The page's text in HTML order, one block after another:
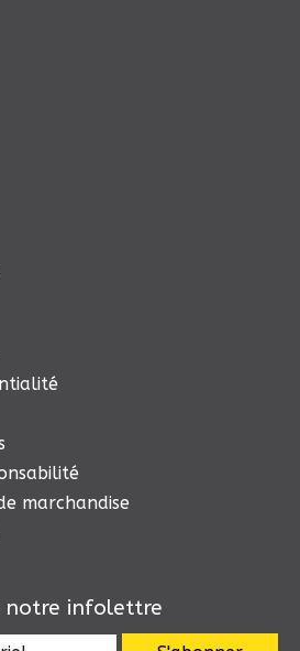
marchandise
notre infolettre